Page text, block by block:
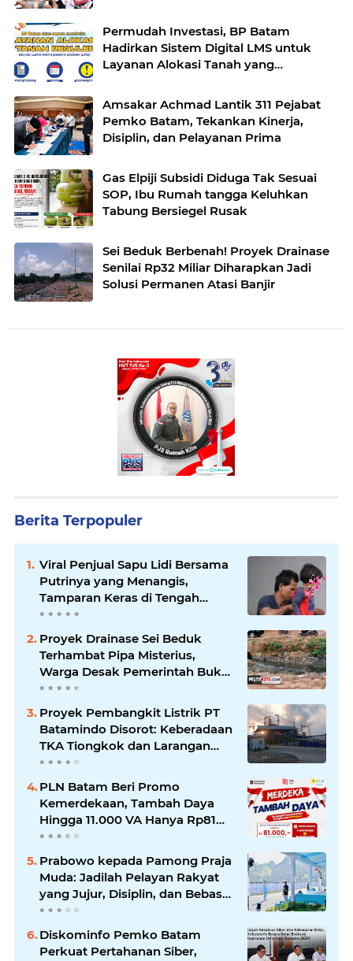
Permudah Investasi, BP Batam
Hadirkan Sistem Digital LMS untuk
Layanan Alokasi Tanah yang
Amsakar Achmad Lantik 311 Pejabat
Pemko Batam, Tekankan Kinerja,
Disiplin, dan Pelayanan Prima
Gas Elpiji Subsidi Diduga Tak Sesuai
SOP, Ibu Rumah tangga Keluhkan
Tabung Bersiegel Rusak
Sei Beduk Berbenah! Proyek Drainase
Senilai Rp32 Miliar Diharapkan Jadi
Solusi Permanen Atasi Banjir
Berita Terpopuler
Viral Penjual Sapu Lidi Bersama
Putrinya yang Menangis,
Tamparan Keras di Tengah
Maraknya Korupsi
Proyek Drainase Sei Beduk
Terhambat Pipa Misterius,
Warga Desak Pemerintah Buka
Hasil Uji Sampel Air
Proyek Pembangkit Listrik PT
Batamindo Disorot: Keberadaan
TKA Tiongkok dan Larangan
Liputan Wartawan Jadi
PLN Batam Beri Promo
Kemerdekaan, Tambah Daya
Hingga 11.000 VA Hanya Rp81
Ribu
Prabowo kepada Pamong Praja
Muda: Jadilah Pelayan Rakyat
yang Jujur, Disiplin, dan Bebas
Korupsi
Diskominfo Pemko Batam
Perkuat Pertahanan Siber,